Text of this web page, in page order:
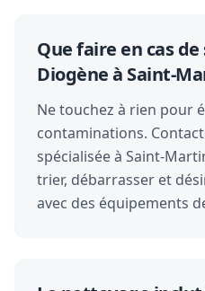
Que faire en cas
Diogène à Saint-
Ne touchez à rien pour
contaminations.
spécialisée à Saint-
trier, débarrasser et
avec des équipements